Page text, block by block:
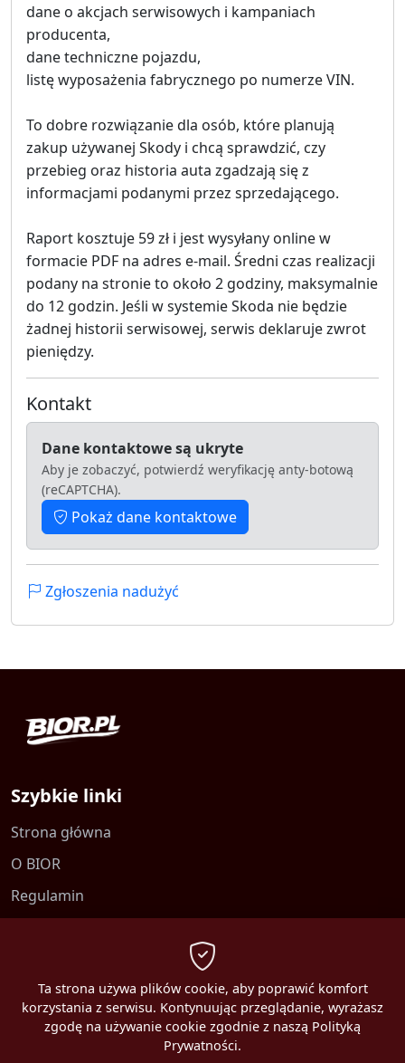
dane o akcjach serwisowych i kampaniach
producenta,
dane techniczne pojazdu,
listę wyposażenia fabrycznego po numerze VIN.
To dobre rozwiązanie dla osób, które planują
zakup używanej Skody i chcą sprawdzić, czy
przebieg oraz historia auta zgadzają się z
informacjami podanymi przez sprzedającego.
Raport kosztuje 59 zł i jest wysyłany online w
formacie PDF na adres e-mail. Średni czas realizacji
podany na stronie to około 2 godziny, maksymalnie
do 12 godzin. Jeśli w systemie Skoda nie będzie
żadnej historii serwisowej, serwis deklaruje zwrot
pieniędzy.
Kontakt
Dane kontaktowe są ukryte
Aby je zobaczyć, potwierdź weryfikację anty-botową
(reCAPTCHA).
Pokaż dane kontaktowe
Zgłoszenia nadużyć
Szybkie linki
Strona główna
O BIOR
Regulamin
Ta strona używa plików cookie, aby poprawić komfort
korzystania z serwisu. Kontynuując przeglądanie, wyrażasz
zgodę na używanie cookie zgodnie z naszą Polityką
Prywatności.